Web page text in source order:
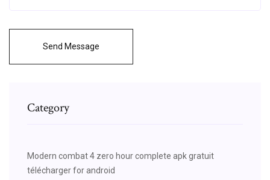
Send Message
Category
Modern combat 4 zero hour complete apk gratuit
télécharger for android